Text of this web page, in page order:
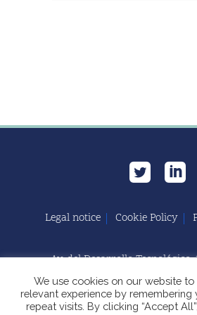
Legal notice Cookie Policy
Av. del Desarrollo Tecnológico,
11591 Jerez de la Frontera,
We use cookies on our website
relevant experience by remembering
repeat visits. By clicking “Accept